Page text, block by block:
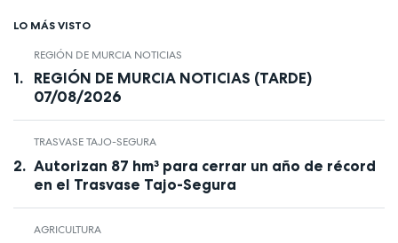
LO MÁS VISTO
REGIÓN DE MURCIA NOTICIAS
REGIÓN DE MURCIA NOTICIAS (TARDE)
07/08/2026
TRASVASE TAJO-SEGURA
Autorizan 87 hm³ para cerrar un año de récord
en el Trasvase Tajo-Segura
AGRICULTURA